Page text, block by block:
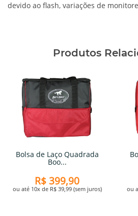
devido ao flash, variações de
Produtos
Bolsa de Laço Quadrada
Boo...
R$ 399,90
ou até 10x de R$ 39,99 (sem juros) ou